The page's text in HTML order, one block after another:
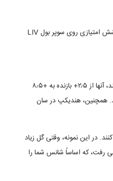
در اینجا نحوه شرط بندی تیزر(ترکیبی) شش نقطه ای آمده است که چگونه یک شرط بندی تیزر شش امتیازی روی سوپر بول LIV
همانطور که مشاهده می کنید، اگر کسی بخواهد روی هندیکپ چیفز کانزاس سیتی شرط بندی کند، آنها از ۲٫۵+ بازنده به +۸٫۵
همچنین، هندیکپ در سان
در این نمونه، وقتی گل زیاد
تنظیم می شد، این به گل بیشتر ۳۹٫۵ (۴۵٫۵ – ۶) و کمتر۵۱٫۵ (۴۵٫۵ + ۶) می رفت، که اساساً شانس شما را